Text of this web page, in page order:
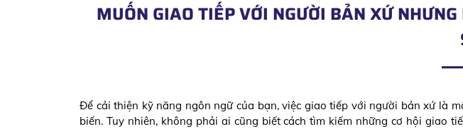
MUỐN GIAO TIẾP VỚI NGƯỜI BẢN XỨ
Để cải thiện kỹ năng ngôn ngữ của bạn, việc giao tiếp với người bản xứ là
biến. Tuy nhiên, không phải ai cũng biết cách tìm kiếm những cơ hội giao